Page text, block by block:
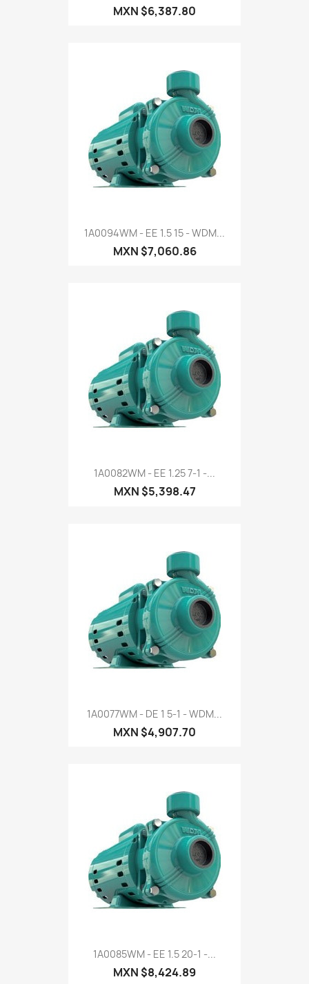
MXN $6,387.80
1A0094WM - EE 1.5 15 - WDM...
MXN $7,060.86
1A0082WM - EE 1.25 7-1 -...
MXN $5,398.47
1A0077WM - DE 1 5-1 - WDM...
MXN $4,907.70
1A0085WM - EE 1.5 20-1 -...
MXN $8,424.89